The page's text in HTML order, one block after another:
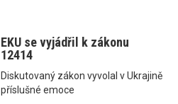
EKU se vyjádřil k zákonu
12414
Diskutovaný zákon vyvolal v Ukrajině
příslušné emoce